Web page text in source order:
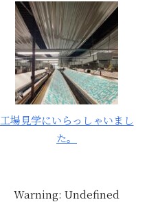
工場見学にいらっしゃいまし
た。
Warning: Undefined